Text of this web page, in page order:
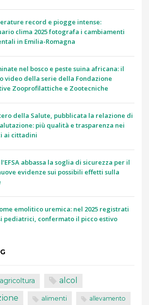
record e piogge intense:
clima 2025 fotografa i cambiamenti
in Emilia-Romagna
nel bosco e peste suina africana: il
video della serie della Fondazione
Zooprofilattiche e Zootecniche
della Salute, pubblicata la relazione di
più qualità e trasparenza nei
ai cittadini
l’EFSA abbassa la soglia di sicurezza per il
evidenze sui possibili effetti sulla
emolitico uremica: nel 2025 registrati
pediatrici, confermato il picco estivo
agricoltura alcol
alimenti allevamento